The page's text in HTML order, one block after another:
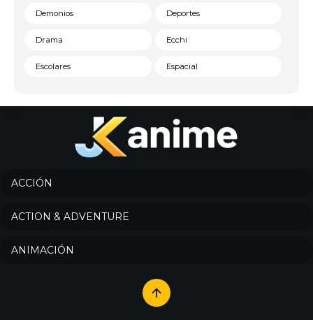
Demonios Deportes
Drama Ecchi
Escolares Espacial
Historico
Josei
Música
Romance
ACCIÓN
ACTION & ADVENTURE
ANIMACIÓN